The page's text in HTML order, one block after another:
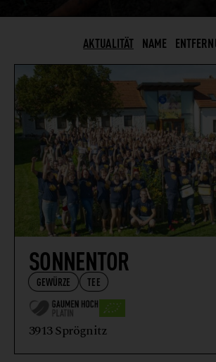
LANDWIRTSCHAFT
WEINBAU
BIO-LIEFERSERVICE
BIOLADEN
BROT
DELIKATESSEN
EVENTLOCATION
FISCH
FLEISCH +
GETRÄNKE
KOCHKURSE
AKTUALITÄT NAME
SONNENTOR
GEWÜRZE TEE
3913 Sprögnitz